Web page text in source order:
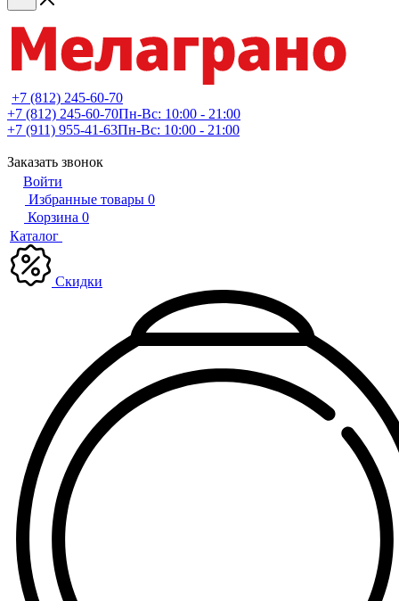
+7 (812) 245-60-70
+7 (812) 245-60-70Пн-Вс: 10:00 - 21:00
+7 (911) 955-41-63Пн-Вс: 10:00 - 21:00
Заказать звонок
Войти
Избранные товары 0
Корзина 0
Каталог
Скидки